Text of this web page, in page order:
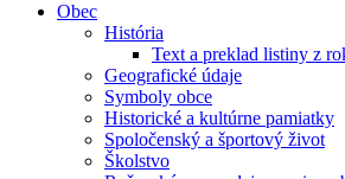
Obec
História
Text a preklad listiny z
Geografické údaje
Symboly obce
Historické a kultúrne pamiatky
Spoločenský a športový život
Školstvo